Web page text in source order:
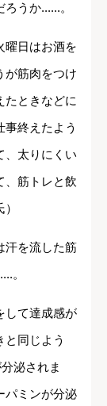
うか......。
曜日はお酒を
が筋肉をつけ
たときなどに
終えたよう
、太りにくい
、筋トレと飲
汗を流した筋
。
して達成感が
同じよう
泌されま
パミンが分泌